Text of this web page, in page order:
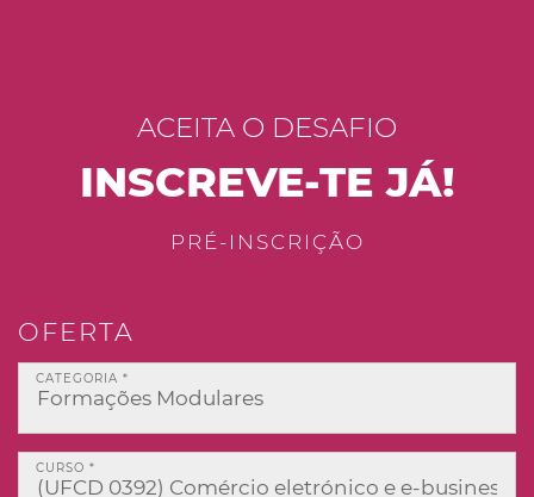
ACEITA O DESAFIO
INSCREVE-TE JÁ!
PRÉ-INSCRIÇÃO
OFERTA
CATEGORIA *
CURSO *